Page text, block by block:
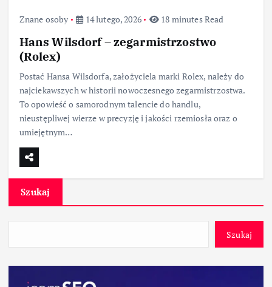
Znane osoby 14 lutego, 2026 18 minutes Read
Hans Wilsdorf – zegarmistrzostwo
(Rolex)
Postać Hansa Wilsdorfa, założyciela marki Rolex, należy do
najciekawszych w historii nowoczesnego zegarmistrzostwa.
To opowieść o samorodnym talencie do handlu,
nieustępliwej wierze w precyzję i jakości rzemiosła oraz o
umiejętnym…
Szukaj
Szukaj